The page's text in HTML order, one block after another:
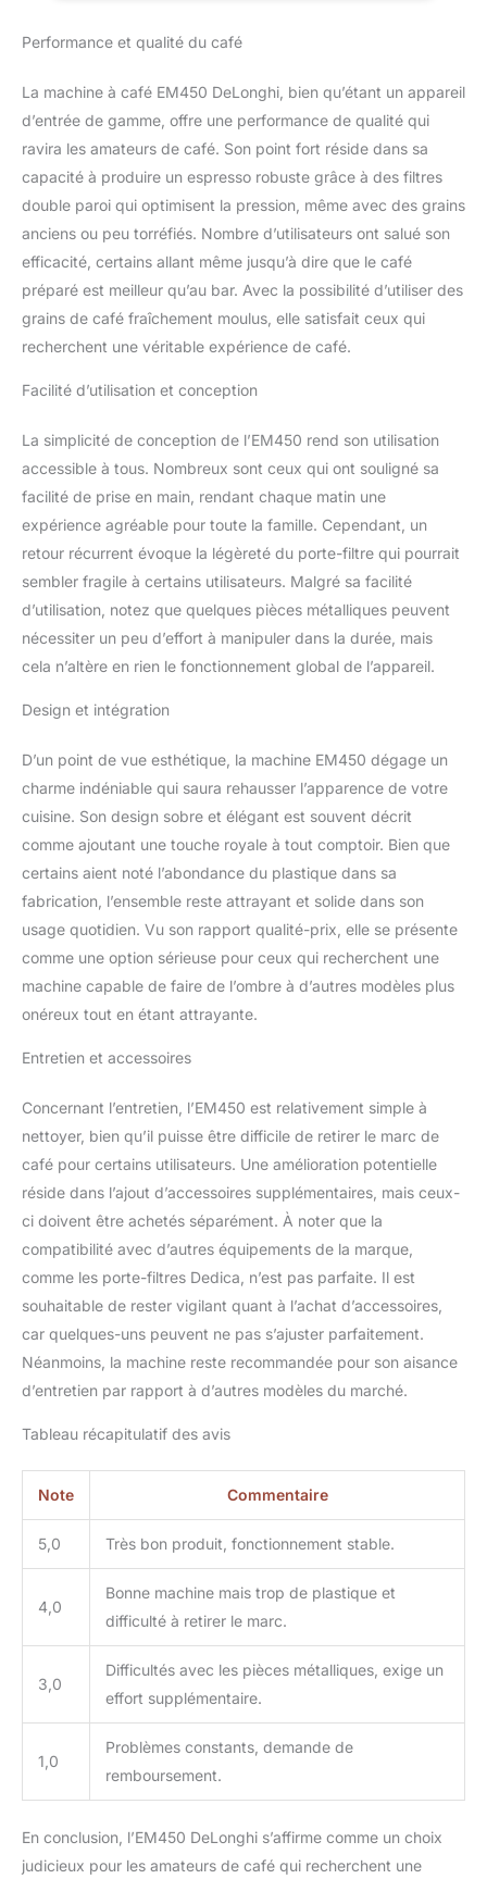
de la technologie
temps de chauffe rapide
et une plus grande
stabilité de température
dans la tasse. Plus de
contrôle : paniers filtrants
à double paroi et porte-
filtre en acier inoxydable
(capacité de dosage de
café jusqu'à 20 g) pour
un meilleur contrôle dans
l'extraction du café et un
intense. Variété de
simple et double
personnalisable pour
boissons et une mousse
dense de lait et de lait
chaud grâce au système
cappuccino réglable,
garantissant d'excellents
résultats avec facilité.
Design italien : design en
acier inoxydable avec
d'égouttement
supplémentaire de 100
accueillir des tasses en
céramique, des grands
verres ou des tasses.
Performance et qualité du café
La machine à café EM450 DeLonghi, bien qu’étant un appareil
d’entrée de gamme, offre une performance de qualité qui
ravira les amateurs de café. Son point fort réside dans sa
capacité à produire un espresso robuste grâce à des filtres
double paroi qui optimisent la pression, même avec des grains
anciens ou peu torréfiés. Nombre d’utilisateurs ont salué son
efficacité, certains allant même jusqu’à dire que le café
préparé est meilleur qu’au bar. Avec la possibilité d’utiliser des
grains de café fraîchement moulus, elle satisfait ceux qui
recherchent une véritable expérience de café.
Facilité d’utilisation et conception
La simplicité de conception de l’EM450 rend son utilisation
accessible à tous. Nombreux sont ceux qui ont souligné sa
facilité de prise en main, rendant chaque matin une
expérience agréable pour toute la famille. Cependant, un
retour récurrent évoque la légèreté du porte-filtre qui pourrait
sembler fragile à certains utilisateurs. Malgré sa facilité
d’utilisation, notez que quelques pièces métalliques peuvent
nécessiter un peu d’effort à manipuler dans la durée, mais
cela n’altère en rien le fonctionnement global de l’appareil.
Design et intégration
D’un point de vue esthétique, la machine EM450 dégage un
charme indéniable qui saura rehausser l’apparence de votre
cuisine. Son design sobre et élégant est souvent décrit
comme ajoutant une touche royale à tout comptoir. Bien que
certains aient noté l’abondance du plastique dans sa
fabrication, l’ensemble reste attrayant et solide dans son
usage quotidien. Vu son rapport qualité-prix, elle se présente
comme une option sérieuse pour ceux qui recherchent une
machine capable de faire de l’ombre à d’autres modèles plus
onéreux tout en étant attrayante.
Entretien et accessoires
Concernant l’entretien, l’EM450 est relativement simple à
nettoyer, bien qu’il puisse être difficile de retirer le marc de
café pour certains utilisateurs. Une amélioration potentielle
réside dans l’ajout d’accessoires supplémentaires, mais ceux-
ci doivent être achetés séparément. À noter que la
compatibilité avec d’autres équipements de la marque,
comme les porte-filtres Dedica, n’est pas parfaite. Il est
souhaitable de rester vigilant quant à l’achat d’accessoires,
car quelques-uns peuvent ne pas s’ajuster parfaitement.
Néanmoins, la machine reste recommandée pour son aisance
d’entretien par rapport à d’autres modèles du marché.
Tableau récapitulatif des avis
Note Commentaire
5,0 Très bon produit, fonctionnement stable.
4,0
Bonne machine mais trop de plastique et
difficulté à retirer le marc.
3,0
Difficultés avec les pièces métalliques, exige un
effort supplémentaire.
1,0
Problèmes constants, demande de
remboursement.
En conclusion, l’EM450 DeLonghi s’affirme comme un choix
judicieux pour les amateurs de café qui recherchent une